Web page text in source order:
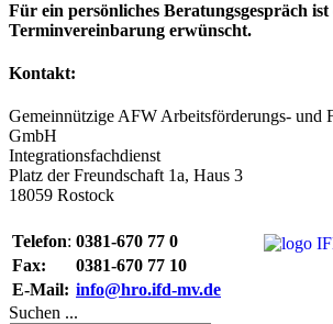
Für ein persönliches Beratungsgespräch ist
Terminvereinbarung erwünscht.
Kontakt:
Gemeinnützige AFW Arbeitsförderungs- und
GmbH
Integrationsfachdienst
Platz der Freundschaft 1a, Haus 3
18059 Rostock
Telefon: 0381-670 77 0
Fax:
0381-670 77 10
E-Mail: info@hro.ifd-mv.de
Suchen ...